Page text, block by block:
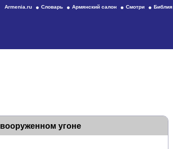
Armenia.ru Словарь Армянский салон Смотри Библия
угоне